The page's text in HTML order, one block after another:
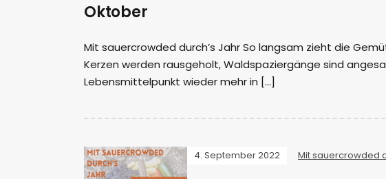
Oktober
Mit sauercrowded durch’s Jahr So langsam zieht die
Kerzen werden rausgeholt, Waldspaziergänge sind
Lebensmittelpunkt wieder mehr in […]
4. September 2022 Mit sauercrowded